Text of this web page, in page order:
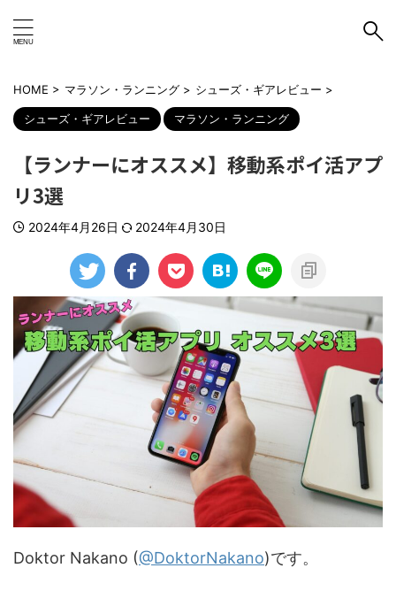
HOME > マラソン・ランニング > シューズ・ギアレビュー >
シューズ・ギアレビュー マラソン・ランニング
【ランナーにオススメ】移動系ポイ活アプ
リ3選
2024年4月26日 2024年4月30日
Doktor Nakano (@DoktorNakano)です。